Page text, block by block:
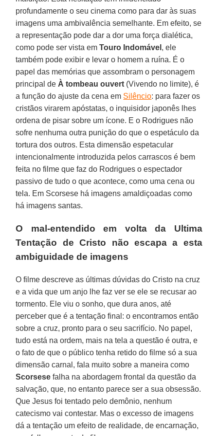
profundamente o seu cinema como para dar às suas
imagens uma ambivalência semelhante. Em efeito, se
a representação pode dar a dor uma força dialética,
como pode ser vista em Touro Indomável , ele
também pode exibir e levar o homem a ruína. É o
papel das memórias que assombram o personagem
principal de À tombeau ouvert (Vivendo no limite), é
a função do ajuste da cena em Silêncio: para fazer os
cristãos virarem apóstatas, o inquisidor japonês lhes
ordena de pisar sobre um ícone. E o Rodrigues não
sofre nenhuma outra punição do que o espetáculo da
tortura dos outros. Esta dimensão espetacular
intencionalmente introduzida pelos carrascos é bem
feita no filme que faz do Rodrigues o espectador
passivo de tudo o que acontece, como uma cena ou
tela. Em Scorsese há imagens amaldiçoadas como
há imagens santas.
O mal-entendido em volta da Ultima
Tentação de Cristo não escapa a esta
ambiguidade de imagens
O filme descreve as últimas dúvidas do Cristo na cruz
e a vida que um anjo lhe faz ver se ele se recusar ao
tormento. Ele viu o sonho, que dura anos, até
perceber que é a tentação final: o encontramos então
sobre a cruz, pronto para o seu sacrifício. No papel,
tudo está na ordem, mais na tela a questão é outra, e
o fato de que o público tenha retido do filme só a sua
dimensão carnal, fala muito sobre a maneira como
Scorsese falha na abordagem frontal da questão da
salvação, que, no entanto parece ser a sua obsessão.
Que Jesus foi tentado pelo demônio, nenhum
catecismo vai contestar. Mas o excesso de imagens
dá a tentação um efeito de realidade, de encarnação,